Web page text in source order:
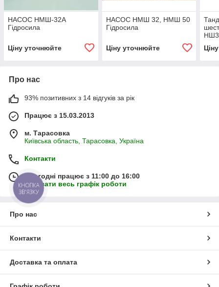
НАСОС НМШ-32А
Гідросила
Ціну уточнюйте
НАСОС НМШ 32, НМШ 50
Гідросила
Ціну уточнюйте
Про нас
93% позитивних з 14 відгуків за рік
Працює з 15.03.2013
м. Тарасовка
Київська область, Тарасовка, Україна
Контакти
Сьогодні працює з 11:00 до 16:00
Показати весь графік роботи
Про нас
Контакти
Доставка та оплата
КНОПКА
ЗВ'ЯЗКУ